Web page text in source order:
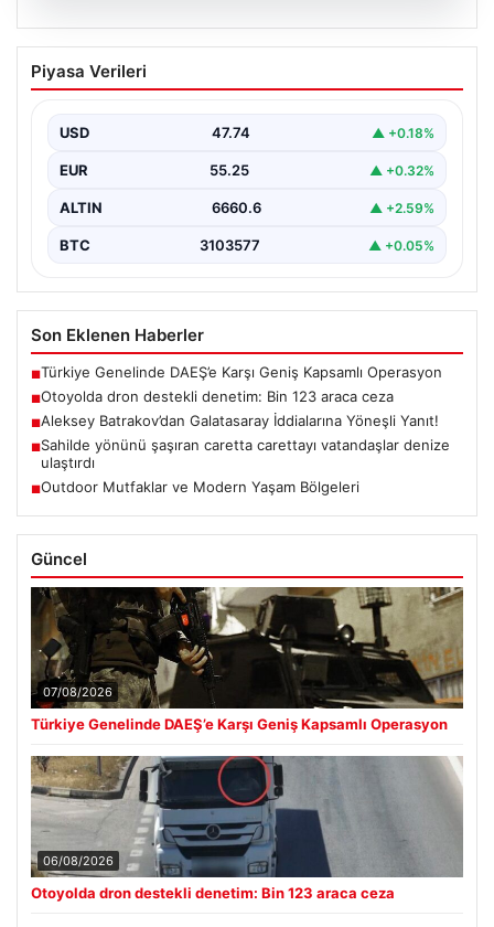
06.08.2026
Otoyolda dron destekli denetim: Bin
123 araca ceza
Piyasa Verileri
USD 47.74 ▲ +0.18%
EUR 55.25 ▲ +0.32%
ALTIN 6660.6 ▲ +2.59%
BTC 3103577 ▲ +0.05%
Son Eklenen Haberler
■Türkiye Genelinde DAEŞ’e Karşı Geniş Kapsamlı Operasyon
■Otoyolda dron destekli denetim: Bin 123 araca ceza
■Aleksey Batrakov’dan Galatasaray İddialarına Yöneşli Yanıt!
■Sahilde yönünü şaşıran caretta carettayı vatandaşlar denize
ulaştırdı
■Outdoor Mutfaklar ve Modern Yaşam Bölgeleri
Güncel
07/08/2026
Türkiye Genelinde DAEŞ’e Karşı Geniş Kapsamlı Operasyon
06/08/2026
Otoyolda dron destekli denetim: Bin 123 araca ceza